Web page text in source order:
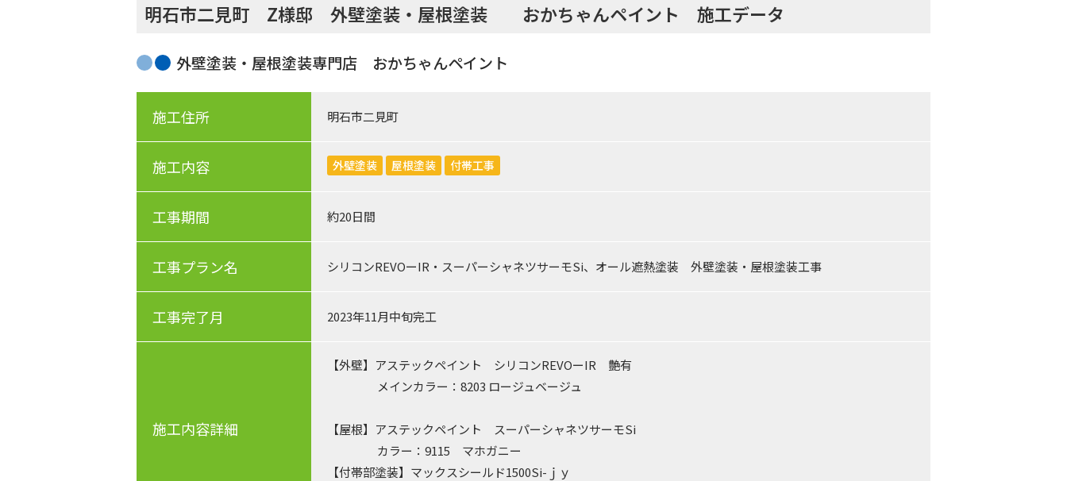
明石市二見町 Z様邸 外壁塗装・屋根塗装 おかちゃんペイント 施工データ
外壁塗装・屋根塗装専門店 おかちゃんペイント
施工住所 明石市二見町
施工内容 外壁塗装 屋根塗装 付帯工事
工事期間 約20日間
工事プラン名 シリコンREVOーIR・スーパーシャネツサーモSi、オール遮熱塗装 外壁塗装・屋根塗装工事
工事完了月 2023年11月中旬完工
施工内容詳細
【外壁】アステックペイント シリコンREVOーIR 艶有
メインカラー：8203 ロージュベージュ
【屋根】アステックペイント スーパーシャネツサーモSi
カラー：9115 マホガニー
【付帯部塗装】マックスシールド1500Si-ｊｙ